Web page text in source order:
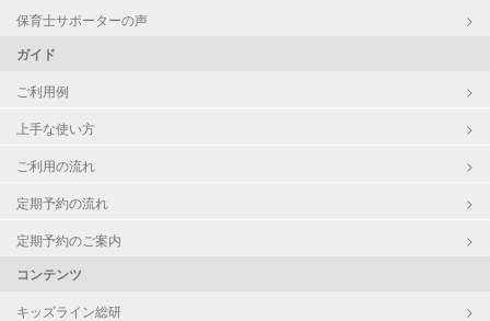
保育士サポーターの声
ガイド
ご利用例
上手な使い方
ご利用の流れ
定期予約の流れ
定期予約のご案内
コンテンツ
キッズライン総研